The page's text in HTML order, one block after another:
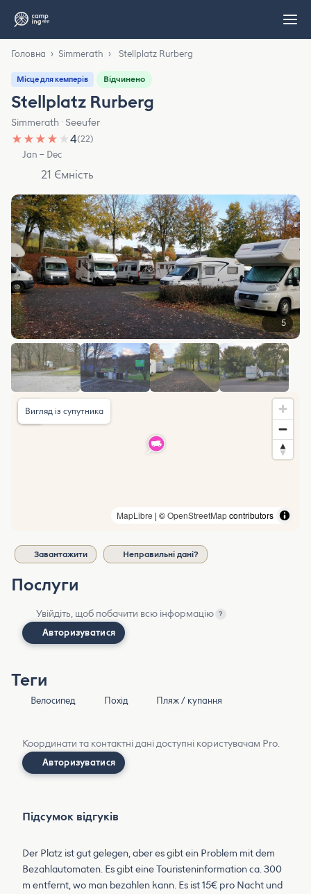
Головна › Simmerath › Stellplatz Rurberg
Місце для кемперів Відчинено
Stellplatz Rurberg
Simmerath · Seeufer
★ ★ ★ ★ ★4(22)
Jan – Dec
21 Ємність
5
MapLibre | ©OpenStreetMapcontributors
Вигляд із супутника
Завантажити Неправильні дані?
Послуги
Увійдіть, щоб побачити всю інформацію ?
Авторизуватися
Теги
Велосипед Похід Пляж / купання
Координати та контактні дані доступні користувачам Pro.
Авторизуватися
Підсумок відгуків
Der Platz ist gut gelegen, aber es gibt ein Problem mit dem
Bezahlautomaten. Es gibt eine Touristeninformation ca. 300
m entfernt, wo man bezahlen kann. Es ist 15€ pro Nacht und